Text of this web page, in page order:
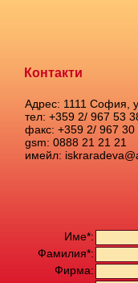
Контакти
Адрес: 1111 София,
тел: +359 2/ 967 53
факс: +359 2/ 967 30
gsm: 0888 21 21 21
имейл:
Име*:
Фамилия*:
Фирма: